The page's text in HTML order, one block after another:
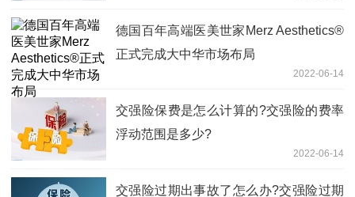
德国百年高端医美世家Merz Aesthetics®
正式完成大中华市场布局
2022-06-14
交强险保费是怎么计算的?交强险的费率
浮动范围是多少?
2022-06-14
交强险过期出事故了怎么办?交强险过期